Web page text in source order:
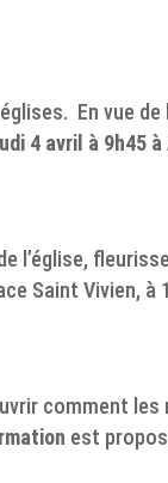
En vue
4 avril à 9h45
l’église,
Saint Vivien, à
comment
est